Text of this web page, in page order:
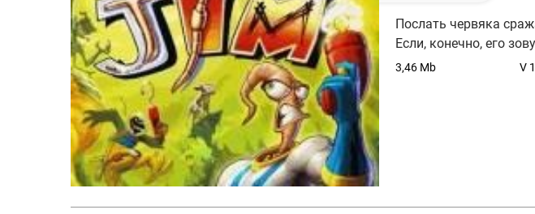
Послать червяка
Если, конечно, его
3,46 Mb V